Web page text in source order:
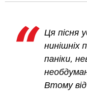
Ця пісня
нинішніх
паніки,
Втому від